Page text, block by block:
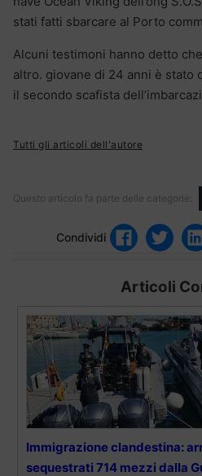
stati fatti sbarcare al Porto
Alcuni testimoni hanno detto
altro. giovane di 24 anni è stato
il secondo scafista
Tutti gli articoli dell'autore
Questo articolo fa parte delle categorie:
Condividi
Articoli
Immigrazione clandestina:
sequestrati 714 mezzi dalla